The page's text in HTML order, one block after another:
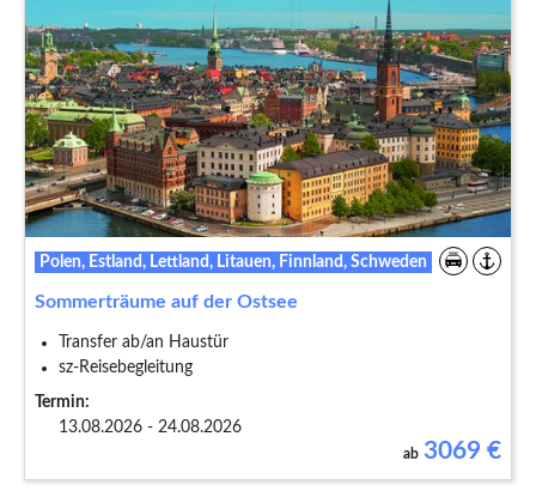
Polen, Estland, Lettland, Litauen, Finnland, Schweden
Sommerträume auf der Ostsee
Transfer ab/an Haustür
sz-Reisebegleitung
Termin:
13.08.2026 - 24.08.2026
ab 3069 €